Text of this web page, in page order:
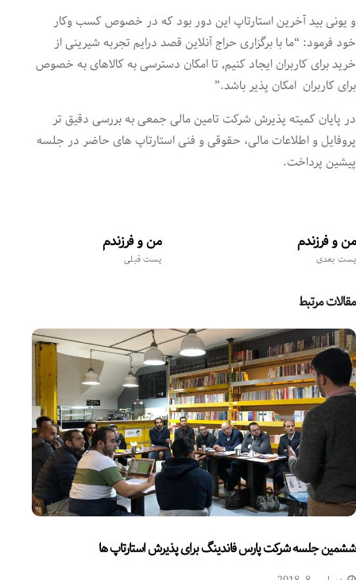
و یونی بید آخرین استارتاپ این دور بود که در خصوص کسب وکار
خود فرمود: “ما با برگزاری حراج آنلاین قصد درایم تجربه شیرینی از
خرید برای کاربران ایجاد کنیم, تا امکان دسترسی به کالاهای به خصوص
برای کاربران امکان پذیر باشد.”
در پایان کمیته پذیرش شرکت تامین مالی جمعی به بررسی دقیق تر
پروفایل و اطلاعات مالی، حقوقی و فنی استارتاپ های حاضر در جلسه
پیشین پرداخت.
من و فرزندم
پست قبلی
من و فرزندم
پست بعدی
مقالات مرتبط
ششمین جلسه شرکت پارس فاندینگ برای پذیرش استارتاپ ها